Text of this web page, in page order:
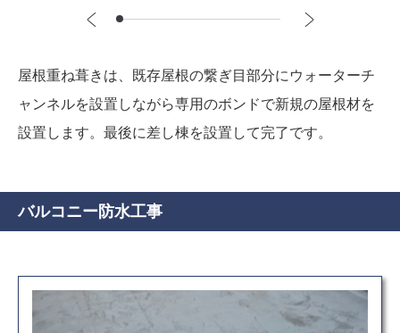
屋根重ね葺きは、既存屋根の繋ぎ目部分にウォーターチ
ャンネルを設置しながら専用のボンドで新規の屋根材を
設置します。最後に差し棟を設置して完了です。
バルコニー防水工事